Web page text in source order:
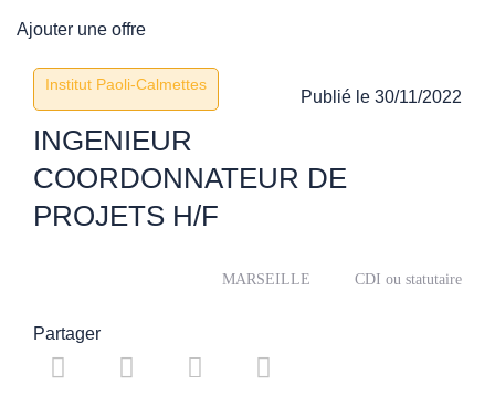
Ajouter une offre
Institut Paoli-Calmettes
Publié le 30/11/2022
INGENIEUR
COORDONNATEUR DE
PROJETS H/F
MARSEILLE CDI ou statutaire
Partager